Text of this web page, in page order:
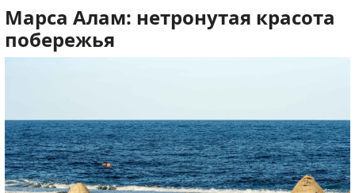
Марса Алам: нетронутая красота
побережья